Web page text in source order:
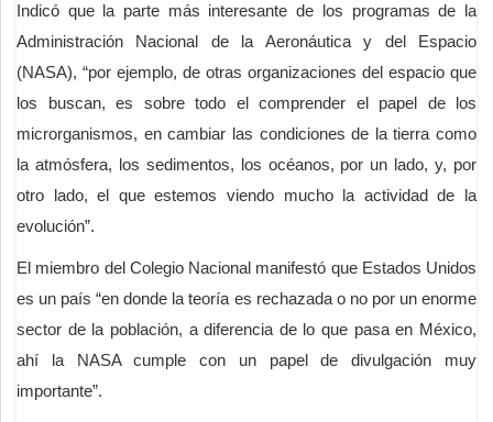
Indicó que la parte más interesante de los programas de la
Administración Nacional de la Aeronáutica y del Espacio
(NASA), “por ejemplo, de otras organizaciones del espacio que
los buscan, es sobre todo el comprender el papel de los
microrganismos, en cambiar las condiciones de la tierra como
la atmósfera, los sedimentos, los océanos, por un lado, y, por
otro lado, el que estemos viendo mucho la actividad de la
evolución”.
El miembro del Colegio Nacional manifestó que Estados Unidos
es un país “en donde la teoría es rechazada o no por un enorme
sector de la población, a diferencia de lo que pasa en México,
ahí la NASA cumple con un papel de divulgación muy
importante”.